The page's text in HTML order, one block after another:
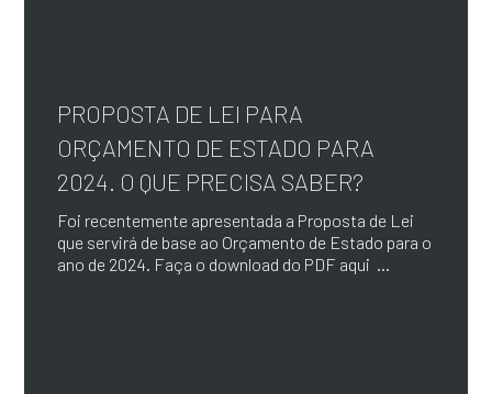
PROPOSTA DE LEI PARA
ORÇAMENTO DE ESTADO PARA
2024. O QUE PRECISA SABER?
Foi recentemente apresentada a Proposta de Lei
que servirá de base ao Orçamento de Estado para o
ano de 2024. Faça o download do PDF aqui ...